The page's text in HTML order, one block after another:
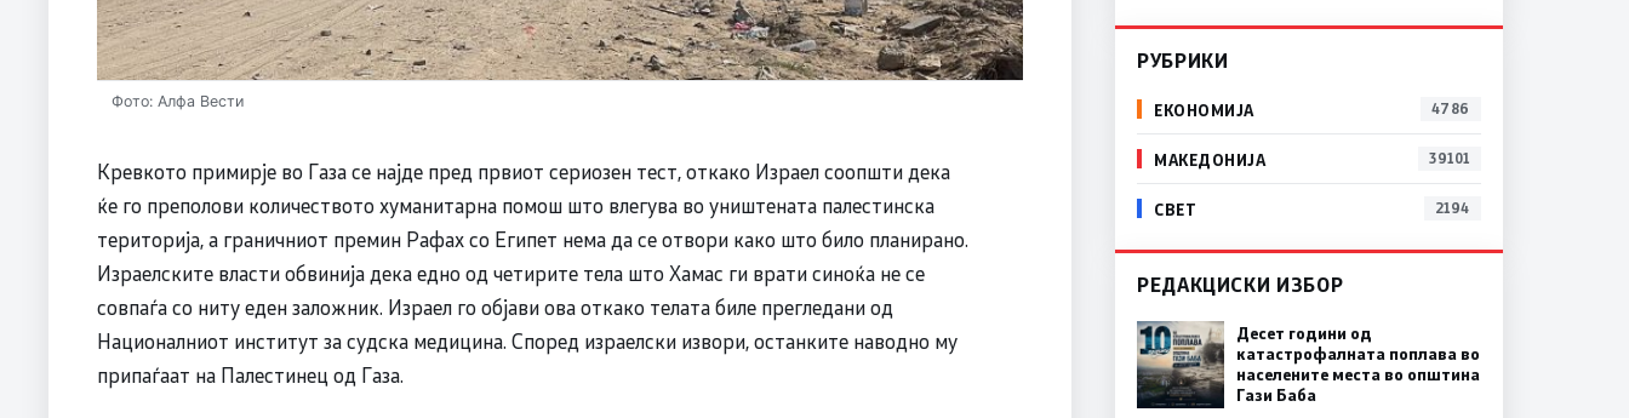
Фото: Алфа Вести
Кревкото примирје во Газа се најде пред првиот сериозен тест, откако Израел соопшти дека
ќе го преполови количеството хуманитарна помош што влегува во уништената палестинска
територија, а граничниот премин Рафах со Египет нема да се отвори како што било планирано.
Израелските власти обвинија дека едно од четирите тела што Хамас ги врати синоќа не се
совпаѓа со ниту еден заложник. Израел го објави ова откако телата биле прегледани од
Националниот институт за судска медицина. Според израелски извори, останките наводно му
припаѓаат на Палестинец од Газа.
РУБРИКИ
ЕКОНОМИЈА 4786
МАКЕДОНИЈА 39101
СВЕТ 2194
РЕДАКЦИСКИ ИЗБОР
Десет години од
катастрофалната поплава во
населените места во општина
Гази Баба